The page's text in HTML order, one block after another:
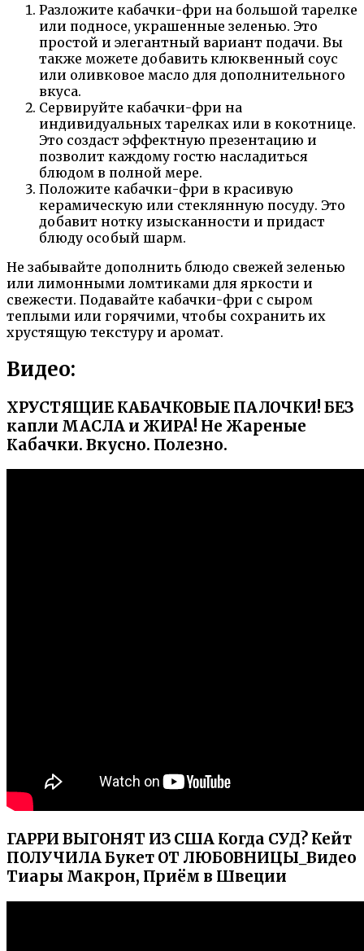
Разложите кабачки-фри на большой тарелке
или подносе, украшенные зеленью. Это
простой и элегантный вариант подачи. Вы
также можете добавить клюквенный соус
или оливковое масло для дополнительного
вкуса.
Сервируйте кабачки-фри на
индивидуальных тарелках или в кокотнице.
Это создаст эффектную презентацию и
позволит каждому гостю насладиться
блюдом в полной мере.
Положите кабачки-фри в красивую
керамическую или стеклянную посуду. Это
добавит нотку изысканности и придаст
блюду особый шарм.
Не забывайте дополнить блюдо свежей зеленью
или лимонными ломтиками для яркости и
свежести. Подавайте кабачки-фри с сыром
теплыми или горячими, чтобы сохранить их
хрустящую текстуру и аромат.
Видео:
ХРУСТЯЩИЕ КАБАЧКОВЫЕ ПАЛОЧКИ! БЕЗ
капли МАСЛА и ЖИРА! Не Жареные
Кабачки. Вкусно. Полезно.
ГАРРИ ВЫГОНЯТ ИЗ США Когда СУД? Кейт
ПОЛУЧИЛА Букет ОТ ЛЮБОВНИЦЫ_Видео
Тиары Макрон, Приём в Швеции